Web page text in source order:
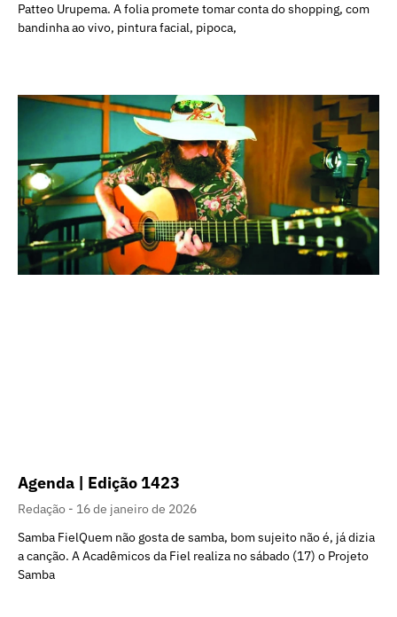
Patteo Urupema. A folia promete tomar conta do shopping, com
bandinha ao vivo, pintura facial, pipoca,
Agenda | Edição 1423
Redação
16 de janeiro de 2026
Samba FielQuem não gosta de samba, bom sujeito não é, já dizia
a canção. A Acadêmicos da Fiel realiza no sábado (17) o Projeto
Samba